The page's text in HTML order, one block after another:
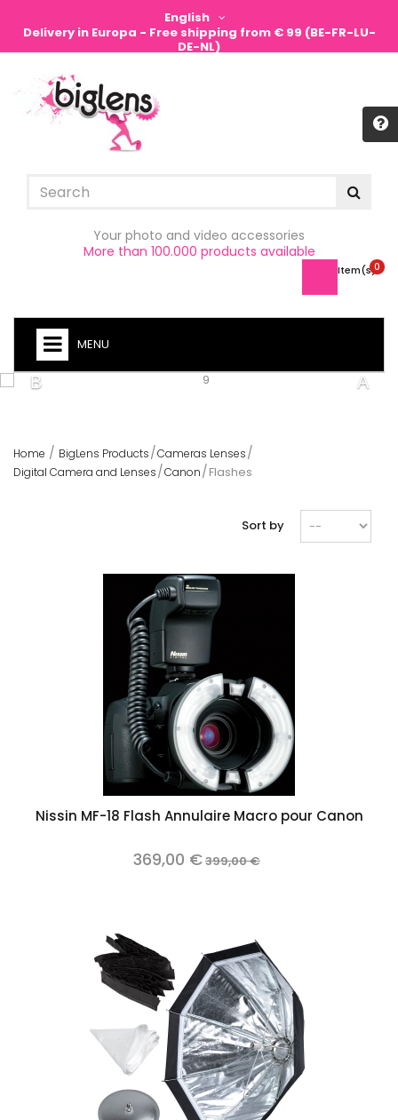
English
Delivery in Europa - Free shipping from € 99 (BE-FR-LU-
DE-NL)
Your photo and video accessories
More than 100.000 products available
0
Item(s) -
MENU
Home BigLens Products Cameras Lenses
Digital Camera and Lenses Canon Flashes
Sort by
Nissin MF-18 Flash Annulaire Macro pour Canon
369,00 €399,00 €